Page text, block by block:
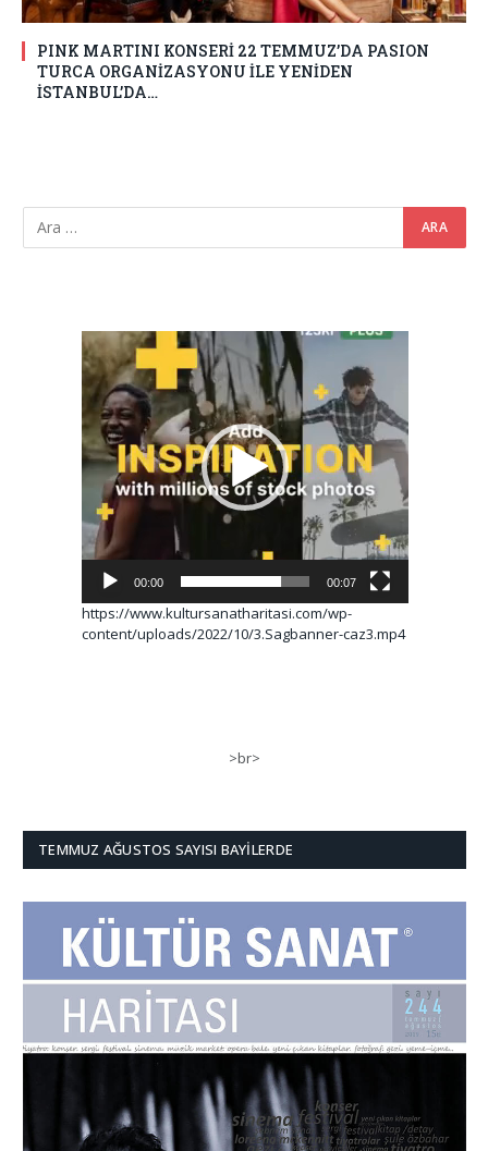
PINK MARTINI KONSERİ 22 TEMMUZ’DA PASION
TURCA ORGANİZASYONU İLE YENİDEN
İSTANBUL’DA…
Video
oynatıcı
00:00 00:07
https://www.kultursanatharitasi.com/wp-
content/uploads/2022/10/3.Sagbanner-caz3.mp4
>br>
TEMMUZ AĞUSTOS SAYISI BAYILERDE